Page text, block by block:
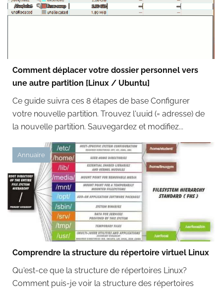
Comment déplacer votre dossier personnel vers
une autre partition [Linux / Ubuntu]
Ce guide suivra ces 8 étapes de base Configurer
votre nouvelle partition. Trouvez l'uuid (= adresse) de
la nouvelle partition. Sauvegardez et modifiez...
Annuaire
Comprendre la structure du répertoire virtuel Linux
Qu'est-ce que la structure de répertoires Linux?
Comment puis-je voir la structure des répertoires